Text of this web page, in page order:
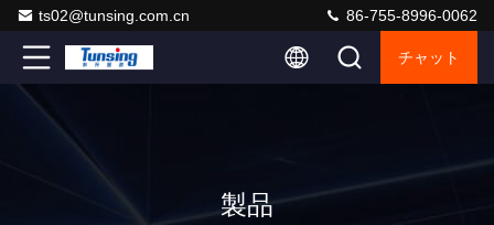
ts02@tunsing.com.cn 86-755-8996-0062
チャット
製品